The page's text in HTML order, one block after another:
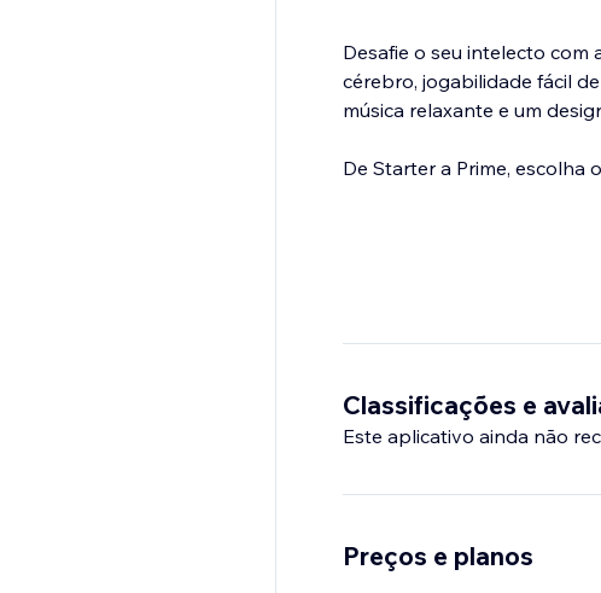
Desafie o seu intelecto com
cérebro, jogabilidade fácil
música relaxante e um
De Starter a Prime, escolha
Classificações e
Este aplicativo ainda não
Preços e planos